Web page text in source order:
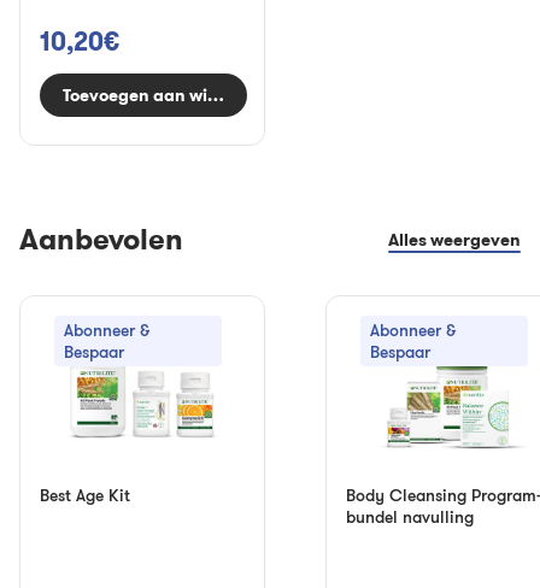
10,20€
Toevoegen aan winkelwagen
Aanbevolen Alles weergeven
Abonneer &
Bespaar
Best Age Kit
Abonneer &
Bespaar
Body Cleansing Program-
bundel navulling